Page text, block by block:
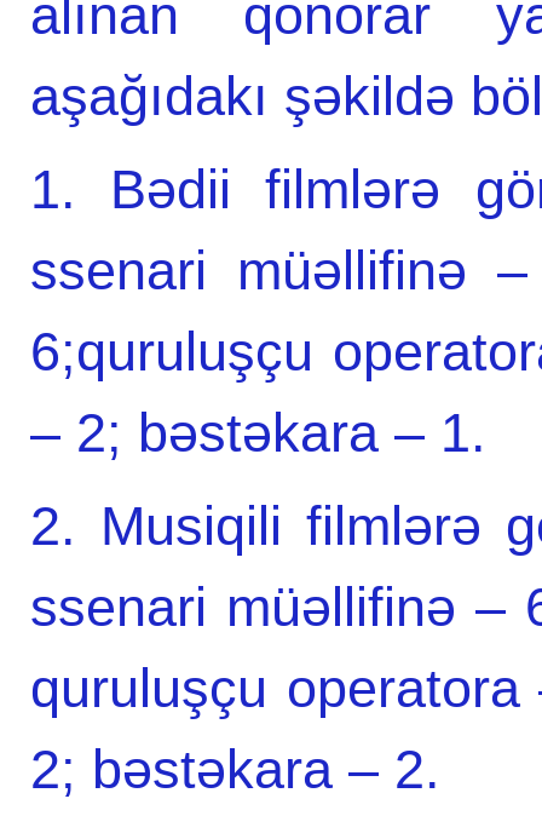
alınan qonorar
aşağıdakı şəkildə
1. Bədii filmlərə
ssenari müəllifinə
6;quruluşçu
– 2; bəstəkara – 1.
2. Musiqili filmlərə
ssenari müəllifinə –
quruluşçu
2; bəstəkara – 2.